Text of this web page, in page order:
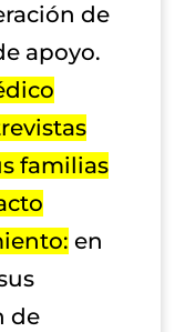
de
apoyo.
familias
en
de